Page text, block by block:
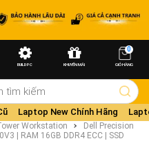
BUILD PC KHUYẾN MÃI
0
GIỎ HÀNG
Laptop New Chính Hãng
Workstation
Dell Precision
| RAM 16GB DDR4 ECC | SSD